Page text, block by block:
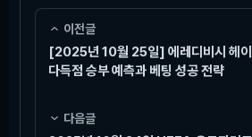
이전글
[2025년 10월 25일] 에레디비시 헤
다득점 승부 예측과 베팅 성공 전략
다음글